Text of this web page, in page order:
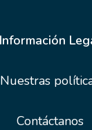
Información
Nuestras
Contáctanos